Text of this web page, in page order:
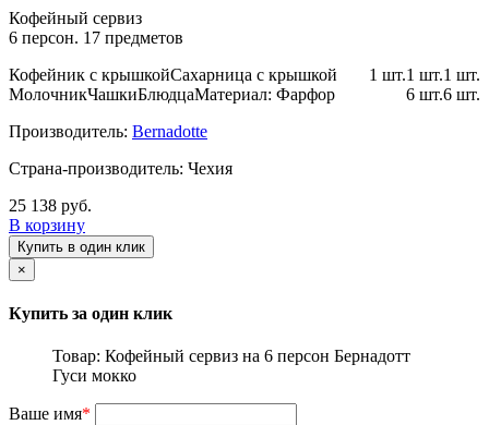
Кофейный сервиз
6 персон. 17 предметов
1 шт.
Кофейник с крышкой 1 шт.
Сахарница с крышкой
1 шт.
Молочник
6 шт.
Чашки 6 шт.
БлюдцаМатериал: Фарфор
Производитель: Bernadotte
Страна-производитель: Чехия
25 138 руб.
В корзину
Купить в один клик
×
Купить за один клик
Товар: Кофейный сервиз на 6 персон Бернадотт
Гуси мокко
Ваше имя*